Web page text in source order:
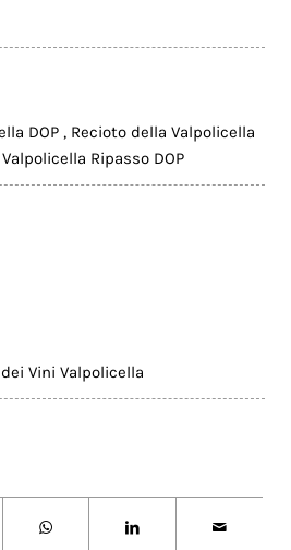
DOP , Recioto della Valpolicella
Valpolicella Ripasso DOP
Vini Valpolicella